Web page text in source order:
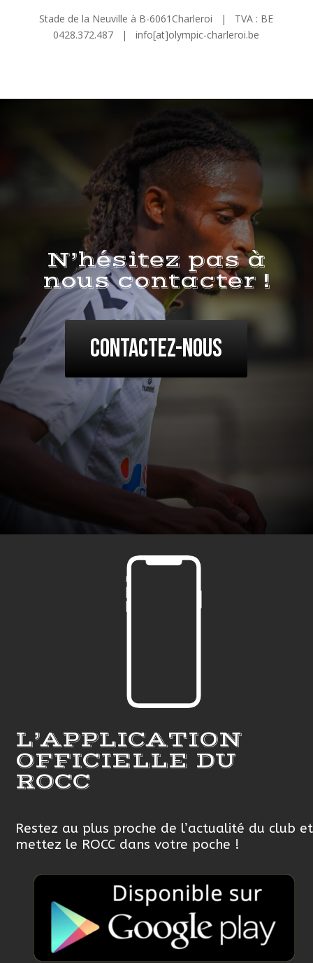
Stade de la Neuville à B-6061Charleroi | TVA : BE
0428.372.487 | info[at]olympic-charleroi.be
N’hésitez pas à
nous contacter !
Contactez-nous
L’APPLICATION
OFFICIELLE DU
ROCC
Restez au plus proche de l’actualité du club et
mettez le ROCC dans votre poche !